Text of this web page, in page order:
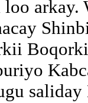
arkay.
saliday